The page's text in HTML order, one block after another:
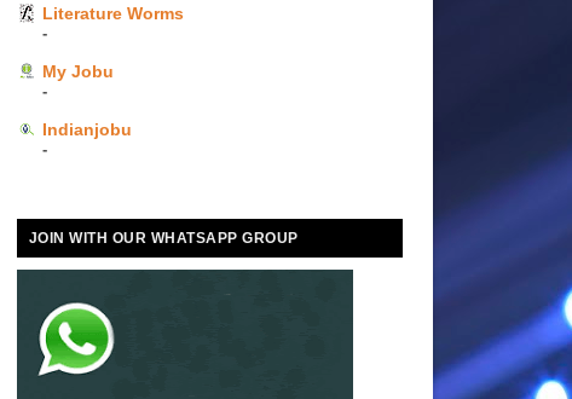
Literature Worms
-
My Jobu
-
Indianjobu
-
JOIN WITH OUR WHATSAPP GROUP